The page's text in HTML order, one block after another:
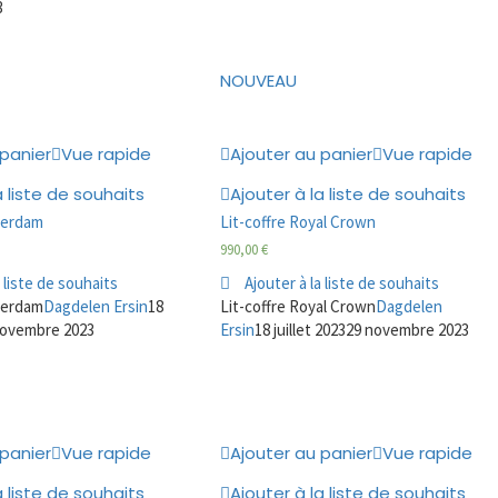
Vue rapide
liste de souhaits
liste de souhaits
Dagdelen Ersin18
2023
NOUVEAU
Ajouter au panier Vue rapide
Ajouter à la liste de souhaits
Lit-coffre Royal Crown
990,00€
Ajouter à la liste de souhaits
Lit-coffre Royal CrownDagdelen
Ersin18 juillet 202329 novembre 2023
Vue rapide
liste de souhaits
Ajouter au panier Vue rapide
Ajouter à la liste de souhaits